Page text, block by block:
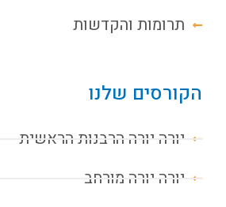
תרומות והקדשות
הקורסים שלנו
יורה יורה הרבנות הראשית
יורה יורה מורחב